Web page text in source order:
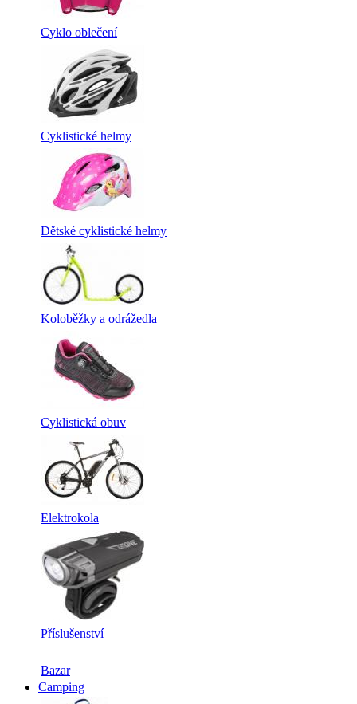
Cyklo oblečení
Cyklistické helmy
Dětské cyklistické helmy
Koloběžky a odrážedla
Cyklistická obuv
Elektrokola
Příslušenství
Bazar
Camping